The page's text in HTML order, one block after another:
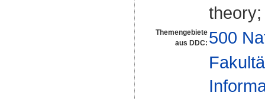
Themengebiete
aus DDC: 500